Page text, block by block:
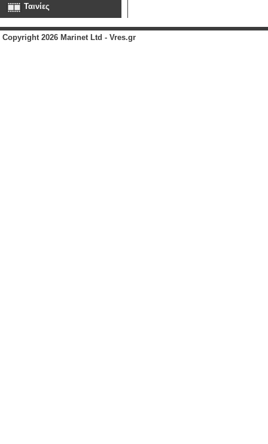
Ταινίες
Copyright 2026 Marinet Ltd - Vres.gr